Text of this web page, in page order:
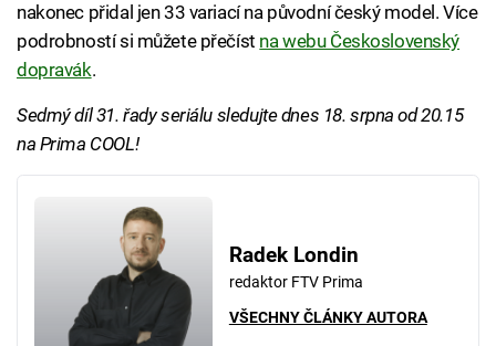
nakonec přidal jen 33 variací na původní český model. Více
podrobností si můžete přečíst na webu Československý
dopravák.
Sedmý díl 31. řady seriálu sledujte dnes 18. srpna od 20.15
na Prima COOL!
Radek Londin
redaktor FTV Prima
VŠECHNY ČLÁNKY AUTORA